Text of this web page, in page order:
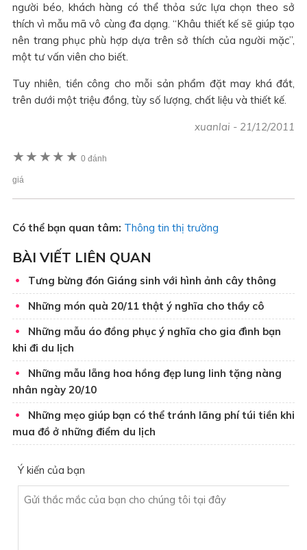
người béo, khách hàng có thể thỏa sức lựa chọn theo sở
thích vì mẫu mã vô cùng đa dạng. “Khâu thiết kế sẽ giúp tạo
nên trang phục phù hợp dựa trên sở thích của người mặc”,
một tư vấn viên cho biết.
Tuy nhiên, tiền công cho mỗi sản phẩm đặt may khá đắt,
trên dưới một triệu đồng, tùy số lượng, chất liệu và thiết kế.
xuanlai - 21/12/2011
★ ★ ★ ★ ★ 0 đánh
giá
Có thể bạn quan tâm: Thông tin thị trường
BÀI VIẾT LIÊN QUAN
Tưng bừng đón Giáng sinh với hình ảnh cây thông
Những món quà 20/11 thật ý nghĩa cho thầy cô
Những mẫu áo đồng phục ý nghĩa cho gia đình bạn
khi đi du lịch
Những mẫu lẵng hoa hồng đẹp lung linh tặng nàng
nhân ngày 20/10
Những mẹo giúp bạn có thể tránh lãng phí túi tiền khi
mua đồ ở những điểm du lịch
Ý kiến của bạn